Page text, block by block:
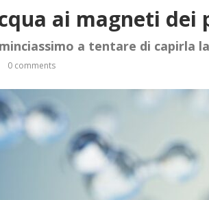
ai magneti dei
a tentare di capirla
0 comments